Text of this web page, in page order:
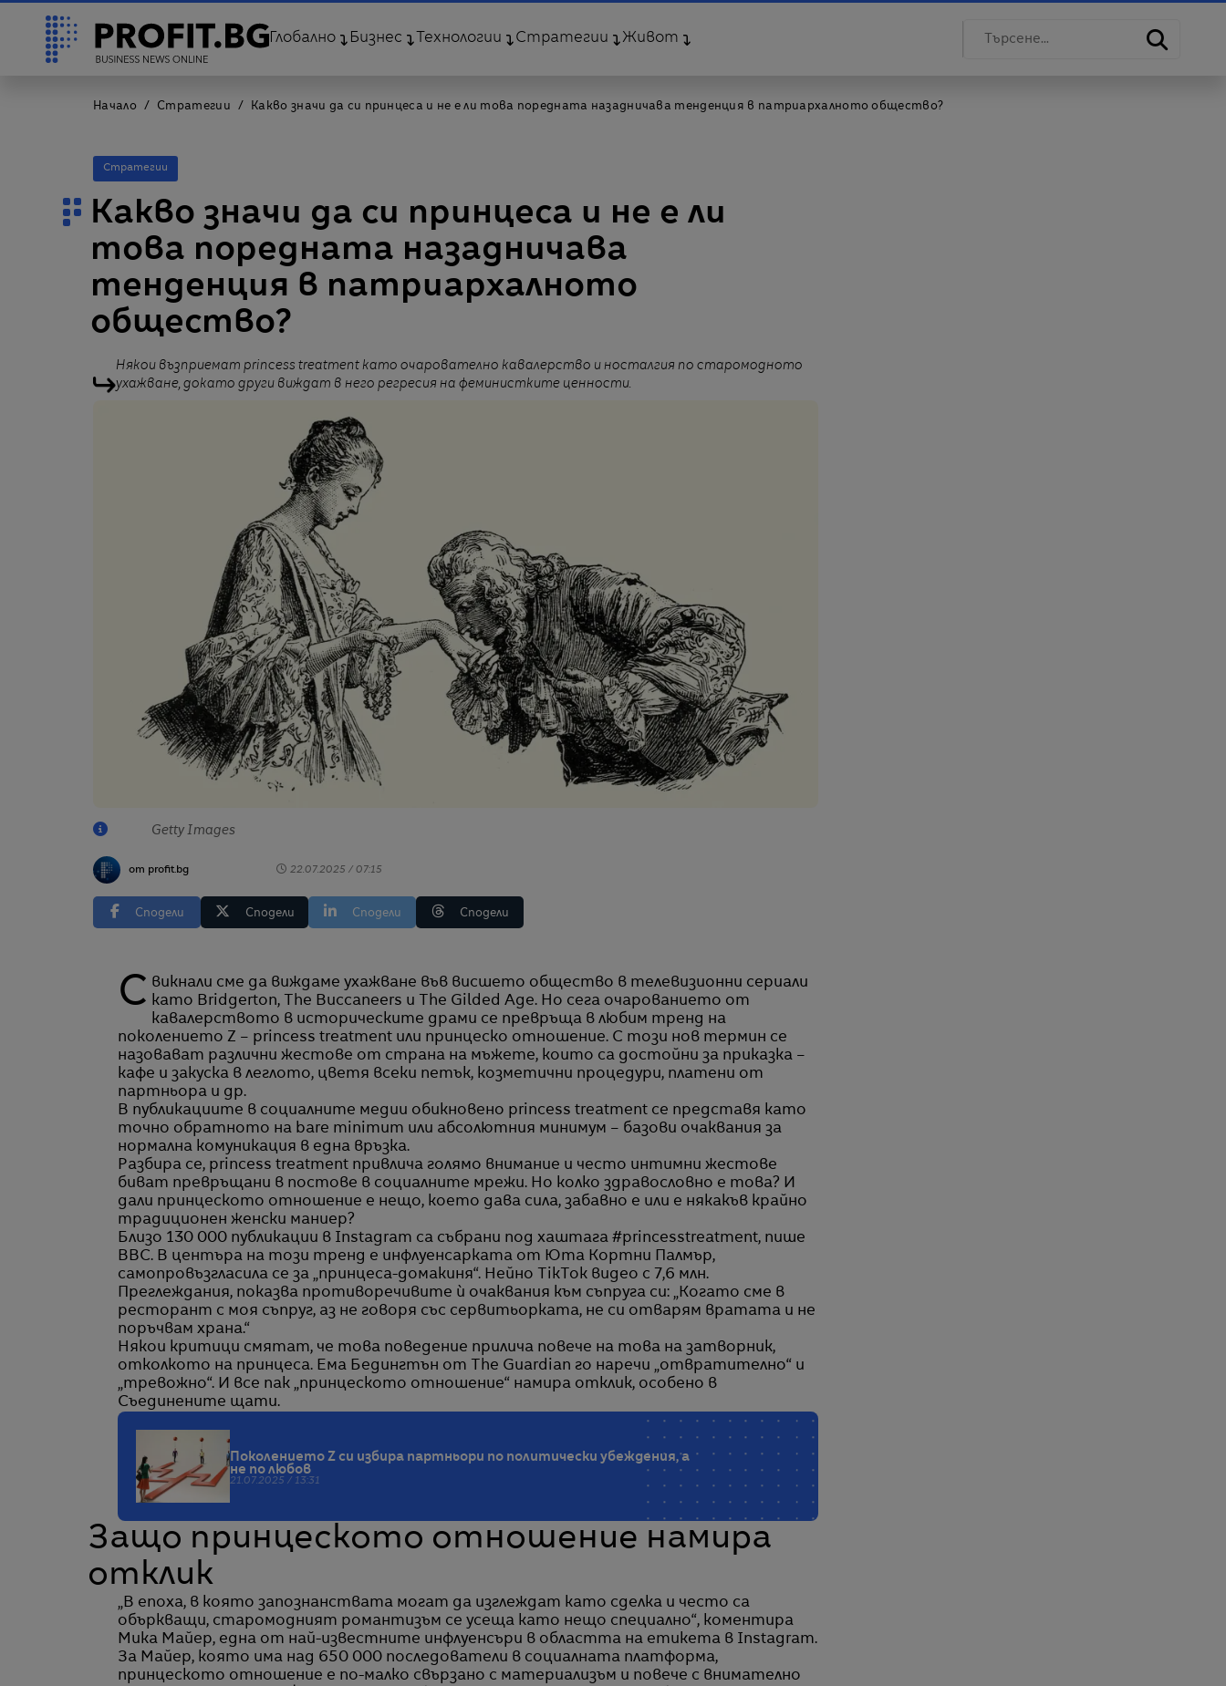
Глобално Бизнес Технологии Стратегии Живот
Начало Стратегии Какво значи да си принцеса и не е ли това поредната назадничава тенденция в патриархалното общество?
Стратегии
Какво значи да си принцеса и не е ли
това поредната назадничава
тенденция в патриархалното
общество?
Някои възприемат princess treatment като очарователно кавалерство и носталгия по старомодното
ухажване, докато други виждат в него регресия на феминистките ценности.
Getty Images
от profit.bg 22.07.2025 / 07:15
Сподели Сподели Сподели Сподели
Свикнали сме да виждаме ухажване във висшето общество в телевизионни сериали като Bridgerton, The Buccaneers и The Gilded Age. Но сега очарованието от
кавалерството в историческите драми се превръща в любим тренд на
поколението Z – princess treatment или принцеско отношение. С този нов термин се
назовават различни жестове от страна на мъжете, които са достойни за приказка –
кафе и закуска в леглото, цветя всеки петък, козметични процедури, платени от
партньора и др.
В публикациите в социалните медии обикновено princess treatment се представя като
точно обратното на bare minimum или абсолютния минимум – базови очаквания за
нормална комуникация в една връзка.
Разбира се, princess treatment привлича голямо внимание и често интимни жестове
биват превръщани в постове в социалните мрежи. Но колко здравословно е това? И
дали принцеското отношение е нещо, което дава сила, забавно е или е някакъв крайно
традиционен женски маниер?
Близо 130 000 публикации в Instagram са събрани под хаштага #princesstreatment, пише
BBC. В центъра на този тренд е инфлуенсарката от Юта Кортни Палмър,
самопровъзгласила се за „принцеса-домакиня“. Нейно TikTok видео с 7,6 млн.
Преглеждания, показва противоречивите ѝ очаквания към съпруга си: „Когато сме в
ресторант с моя съпруг, аз не говоря със сервитьорката, не си отварям вратата и не
поръчвам храна.“
Някои критици смятат, че това поведение прилича повече на това на затворник,
отколкото на принцеса. Ема Бедингтън от The Guardian го наречи „отвратително“ и
„тревожно“. И все пак „принцеското отношение“ намира отклик, особено в
Съединените щати.
Поколението Z си избира партньори по политически убеждения, а
не по любов
21.07.2025 / 13:31
Защо принцеското отношение намира
отклик
„В епоха, в която запознанствата могат да изглеждат като сделка и често са
объркващи, старомодният романтизъм се усеща като нещо специално“, коментира
Мика Майер, една от най-известните инфлуенсъри в областта на етикета в Instagram.
За Майер, която има над 650 000 последователи в социалната платформа,
принцеското отношение е по-малко свързано с материализъм и повече с внимателно